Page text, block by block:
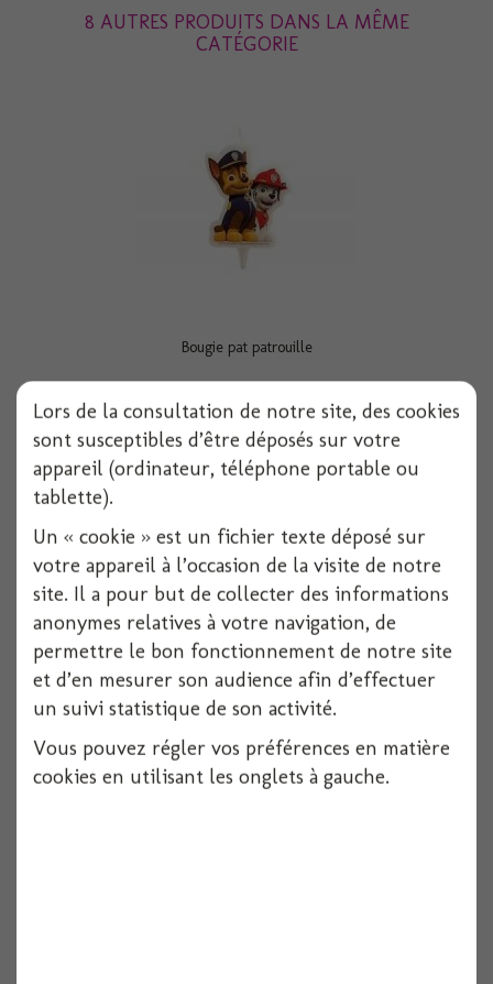
8 AUTRES PRODUITS DANS LA MÊME
CATÉGORIE
Bougie pat patrouille
Voir
Bougie pat patrouille +chiffre
1 pièces
Lors de la consultation de notre site, des cookies
sont susceptibles d’être déposés sur votre
appareil (ordinateur, téléphone portable ou
tablette).
Un « cookie » est un fichier texte déposé sur
votre appareil à l’occasion de la visite de notre
site. Il a pour but de collecter des informations
anonymes relatives à votre navigation, de
permettre le bon fonctionnement de notre site
et d’en mesurer son audience afin d’effectuer
un suivi statistique de son activité.
Vous pouvez régler vos préférences en matière
cookies en utilisant les onglets à gauche.